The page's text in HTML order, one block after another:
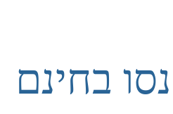
נסו בחינם